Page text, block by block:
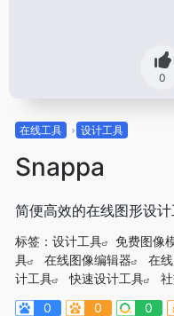
0
在线工具 设计工具
Snappa
简便高效的在线图形设
标签： 设计工具 免费图像
具
在线图像编辑器 在
计工具
快速设计工具
0
0 0